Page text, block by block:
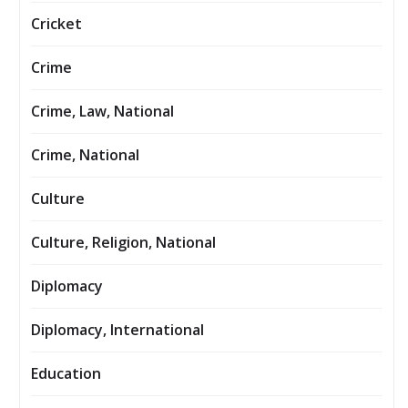
Cricket
Crime
Crime, Law, National
Crime, National
Culture
Culture, Religion, National
Diplomacy
Diplomacy, International
Education